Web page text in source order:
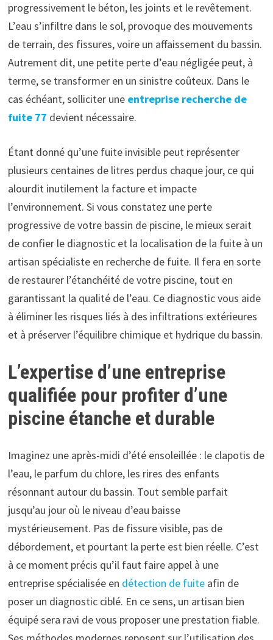
progressivement le béton, les joints et le revêtement.
L’eau s’infiltre dans le sol, provoque des mouvements
de terrain, des fissures, voire un affaissement du bassin.
Autrement dit, une petite perte d’eau négligée peut, à
terme, se transformer en un sinistre coûteux. Dans le
cas échéant, solliciter une entreprise recherche de
fuite 77 devient nécessaire.
Étant donné qu’une fuite invisible peut représenter
plusieurs centaines de litres perdus chaque jour, ce qui
alourdit inutilement la facture et impacte
l’environnement. Si vous constatez une perte
progressive de votre bassin de piscine, le mieux serait
de confier le diagnostic et la localisation de la fuite à un
artisan spécialiste en recherche de fuite. Il fera en sorte
de restaurer l’étanchéité de votre piscine, tout en
garantissant la qualité de l’eau. Ce diagnostic vous aide
à éliminer les risques liés à des infiltrations extérieures
et à préserver l’équilibre chimique et hydrique du bassin.
L’expertise d’une entreprise
qualifiée pour profiter d’une
piscine étanche et durable
Imaginez une après-midi d’été ensoleillée : le clapotis de
l’eau, le parfum du chlore, les rires des enfants
résonnant autour du bassin. Tout semble parfait
jusqu’au jour où le niveau d’eau baisse
mystérieusement. Pas de fissure visible, pas de
débordement, et pourtant la perte est bien réelle. C’est
à ce moment précis qu’il faut faire appel à une
entreprise spécialisée en détection de fuiteafin de
poser un diagnostic ciblé. En ce sens, un artisan bien
équipé sera ravi de vous proposer une prestation fiable.